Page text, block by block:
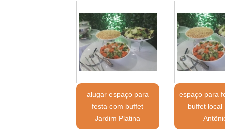
alugar espaço para
festa com buffet
Jardim Platina
espaço para
buffet local